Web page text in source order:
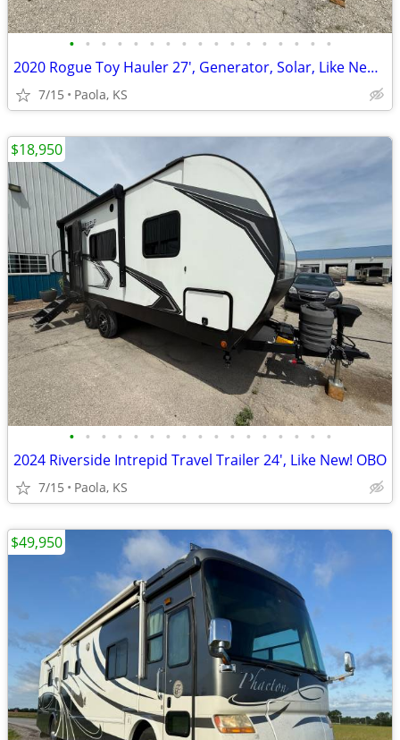
• • • • • • • • • • • • • • • • •
2020 Rogue Toy Hauler 27', Generator, Solar, Like New, OBO
7/15 Paola, KS
• • • • • • • • • • • • • • • • •
2024 Riverside Intrepid Travel Trailer 24', Like New! OBO
7/15 Paola, KS
$18,950
$49,950